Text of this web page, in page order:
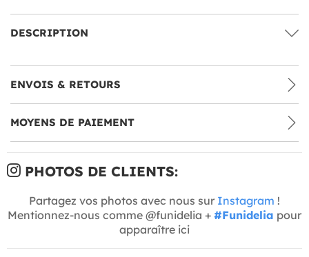
DESCRIPTION
ENVOIS & RETOURS
MOYENS DE PAIEMENT
PHOTOS DE CLIENTS:
Partagez vos photos avec nous sur Instagram !
Mentionnez-nous comme @funidelia + #Funidelia pour
apparaître ici